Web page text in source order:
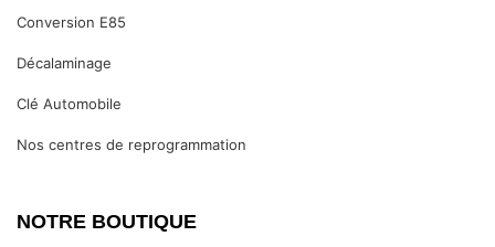
Conversion E85
Décalaminage
Clé Automobile
Nos centres de reprogrammation
NOTRE BOUTIQUE